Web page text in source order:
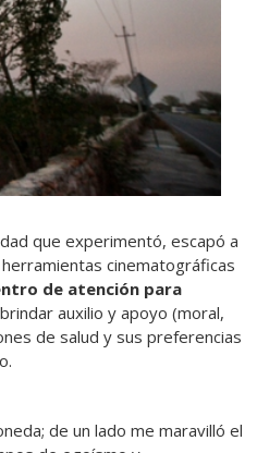
que experimentó, escapó a
cinematográficas
de atención para
auxilio y apoyo (moral,
de salud y sus preferencias
de un lado me maravilló el